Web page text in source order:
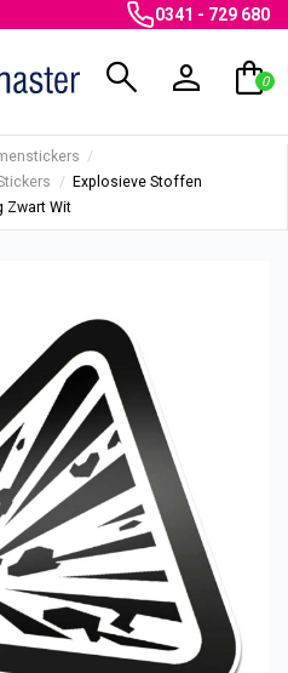
0341 - 729 680
search person shopping_bag
0
Explosieve Stoffen
Zwart Wit